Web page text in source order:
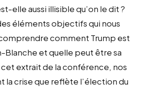
elle aussi illisible qu’on le dit ?
éléments objectifs qui nous
comment Trump est
Blanche et quelle peut être sa
extrait de la conférence, nos
la crise que reflète l’élection du